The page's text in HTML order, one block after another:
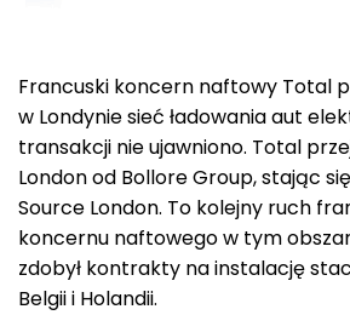
Francuski koncern naftowy Total
w Londynie sieć ładowania aut
transakcji nie ujawniono. Total
London od Bollore Group, stając
Source London. To kolejny ruch
koncernu naftowego w tym
zdobył kontrakty na instalację
Belgii i Holandii.